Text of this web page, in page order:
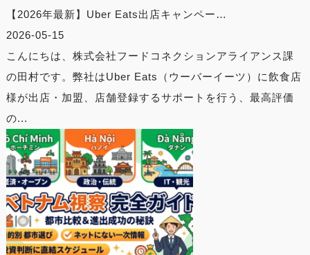
【2026年最新】Uber Eats出店キャンペー…
2026-05-15
こんにちは、株式会社フードコネクションアライアンス課
の田村です。弊社はUber Eats（ウーバーイーツ）に飲食店
様が出店・加盟、店舗登録するサポートを行う、最高評価
の...